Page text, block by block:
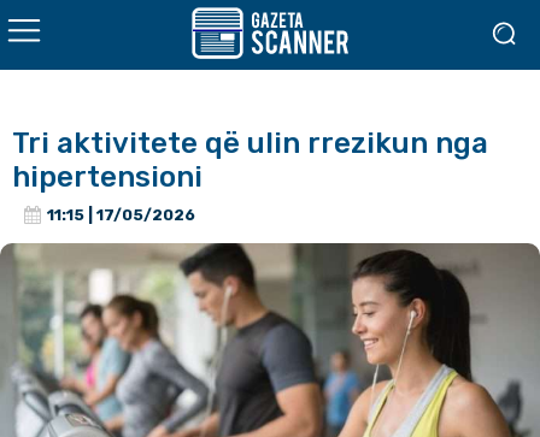
Tri aktivitete që ulin rrezikun nga
hipertensioni
11:15 | 17/05/2026